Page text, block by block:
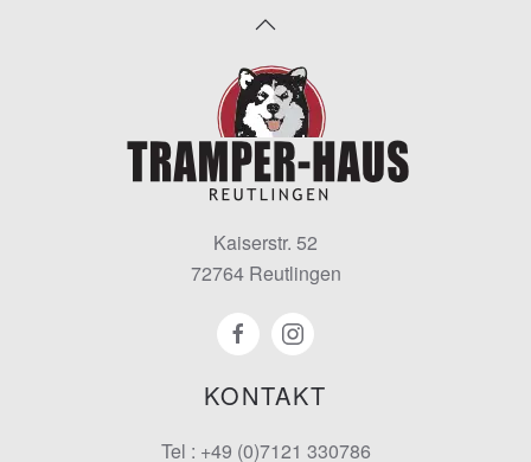
KONTAKT
Tel : +49 (0)7121 330786
Kaiserstr. 52
72764 Reutlingen